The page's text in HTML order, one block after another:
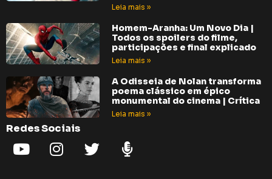
Leia mais »
Homem-Aranha: Um Novo Dia |
Todos os spoilers do filme,
participações e final explicado
Leia mais »
A Odisseia de Nolan transforma
poema clássico em épico
monumental do cinema | Crítica
Leia mais »
Redes Sociais